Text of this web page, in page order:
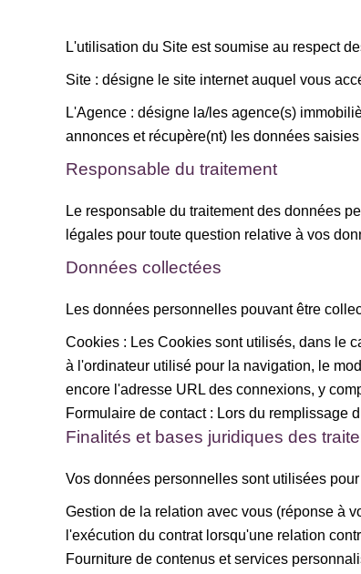
L'utilisation du Site est soumise au respect
Site : désigne le site internet auquel vous
L'Agence : désigne la/les agence(s)
annonces et récupère(nt) les données
Responsable du traitement
Le responsable du traitement des données
légales pour toute question relative à vos
Données collectées
Les données personnelles pouvant être
Cookies : Les Cookies sont utilisés, dans le
à l'ordinateur utilisé pour la navigation, le
encore l'adresse URL des connexions, y
Formulaire de contact : Lors du remplissage
Finalités et bases juridiques des
Vos données personnelles sont utilisées
Gestion de la relation avec vous (réponse à
l'exécution du contrat lorsqu'une relation
Fourniture de contenus et services